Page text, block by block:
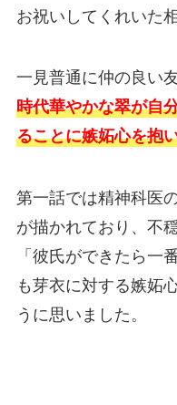
お祝いしてくれいた相
一見普通に仲の良い
時代華やかな翠が自
ることに嫉妬心を抱
第一話では精神科医
が描かれており、不
「彼氏ができたら一
も芽衣に対する嫉妬
うに思いました。